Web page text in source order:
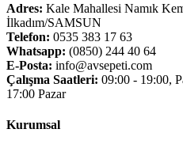
Adres: Kale Mahallesi Namık
İlkadım/SAMSUN
Telefon: 0535 383 17 63
Whatsapp: (0850) 244 40 64
E-Posta: info@avsepeti.com
Çalışma Saatleri: 09:00 - 19:00,
17:00 Pazar
Kurumsal